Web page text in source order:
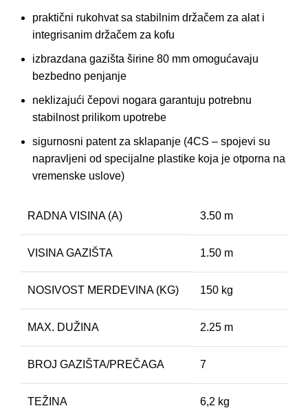
praktični rukohvat sa stabilnim držačem za alat i
integrisanim držačem za kofu
izbrazdana gazišta širine 80 mm omogućavaju
bezbedno penjanje
neklizajući čepovi nogara garantuju potrebnu
stabilnost prilikom upotrebe
sigurnosni patent za sklapanje (4CS – spojevi su
napravljeni od specijalne plastike koja je otporna na
vremenske uslove)
RADNA VISINA (A) 3.50 m
VISINA GAZIŠTA 1.50 m
NOSIVOST MERDEVINA (KG) 150 kg
MAX. DUŽINA 2.25 m
BROJ GAZIŠTA/PREČAGA 7
TEŽINA 6,2 kg